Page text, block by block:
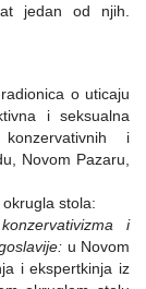
jedan od njih.
o uticaju
i seksualna
i
Novom Pazaru,
stola:
i
u Novom
i ekspertkinja iz